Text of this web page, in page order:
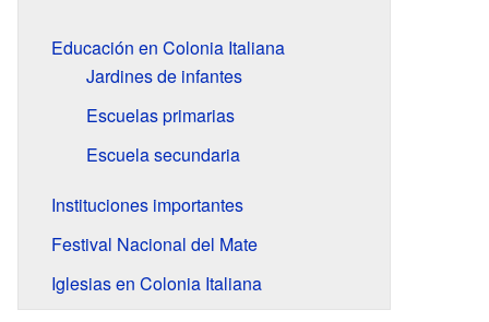
Educación en Colonia Italiana
Jardines de infantes
Escuelas primarias
Escuela secundaria
Instituciones importantes
Festival Nacional del Mate
Iglesias en Colonia Italiana